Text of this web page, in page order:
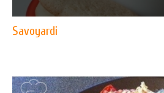
Savoyardi